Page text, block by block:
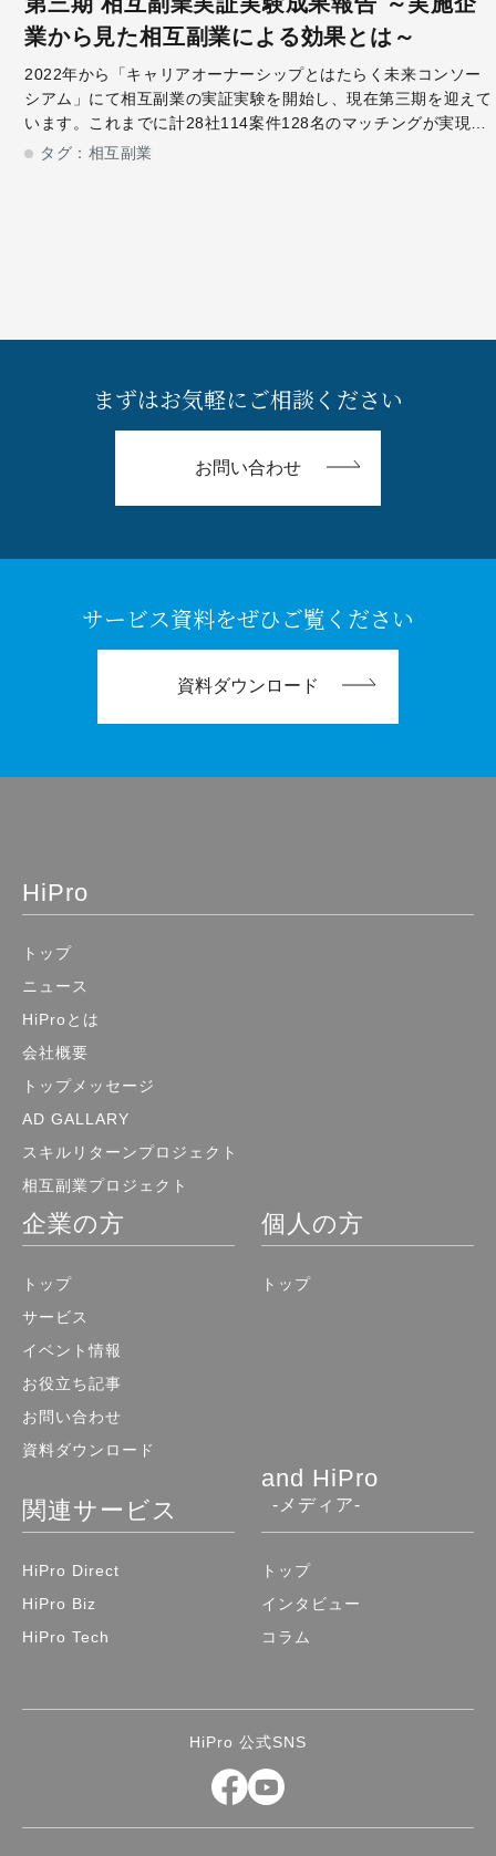
業から見た相互副業による効果とは～
2022年から「キャリアオーナーシップとはたらく未来コンソー
シアム」にて相互副業の実証実験を開始し、現在第三期を迎えて
います。これまでに計28社114案件128名のマッチングが実現、
相互副業が誕生しました。今回は相互副業を実施した、日本たば
タグ： 相互副業
まずはお気軽にご相談ください
お問い合わせ
サービス資料をぜひご覧ください
資料ダウンロード
HiPro 公式SNS
HiPro
トップ
ニュース
HiProとは
会社概要
トップメッセージ
AD GALLARY
スキルリターンプロジェクト
相互副業プロジェクト
企業の方
トップ
サービス
イベント情報
お役立ち記事
お問い合わせ
資料ダウンロード
個人の方
トップ
関連サービス
HiPro Direct
HiPro Biz
HiPro Tech
and HiPro
-メディア-
トップ
インタビュー
コラム